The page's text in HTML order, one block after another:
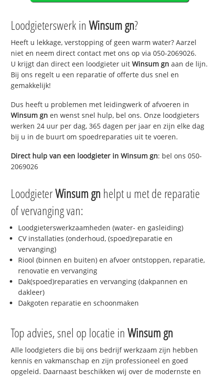
Loodgieterswerk inWinsum gn?
Heeft u lekkage, verstopping of geen warm water? Aarzel
niet en neem direct contact met ons op via 050-2069026.
U krijgt dan direct een loodgieter uitWinsum gn aan de lijn.
Bij ons regelt u een reparatie of offerte dus snel en
gemakkelijk!
Dus heeft u problemen met leidingwerk of afvoeren in
Winsum gn en wenst snel hulp, bel ons. Onze loodgieters
werken 24 uur per dag, 365 dagen per jaar en zijn elke dag
bij u in de buurt om spoedreparaties uit te voeren.
Direct hulp van een loodgieter inWinsum gn: bel ons 050-
2069026
LoodgieterWinsum gn helpt u met de reparatie
of vervanging van:
Loodgieterswerkzaamheden (water- en gasleiding)
CV installaties (onderhoud, (spoed)reparatie en
vervanging)
Riool (binnen en buiten) en afvoer ontstoppen, reparatie,
renovatie en vervanging
Dak(spoed)reparaties en vervanging (dakpannen en
dakleer)
Dakgoten reparatie en schoonmaken
Top advies, snel op locatie inWinsum gn
Alle loodgieters die bij ons bedrijf werkzaam zijn hebben
kennis en vakmanschap en zijn professioneel en goed
opgeleid. Daarnaast beschikken wij over de modernste en